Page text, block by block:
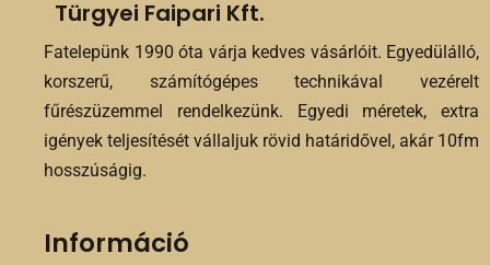
Türgyei Faipari Kft.
Fatelepünk 1990 óta várja kedves vásárlóit. Egyedülálló,
korszerű, számítógépes technikával vezérelt
fűrészüzemmel rendelkezünk. Egyedi méretek, extra
igények teljesítését vállaljuk rövid határidővel, akár 10fm
hosszúságig.
Információ